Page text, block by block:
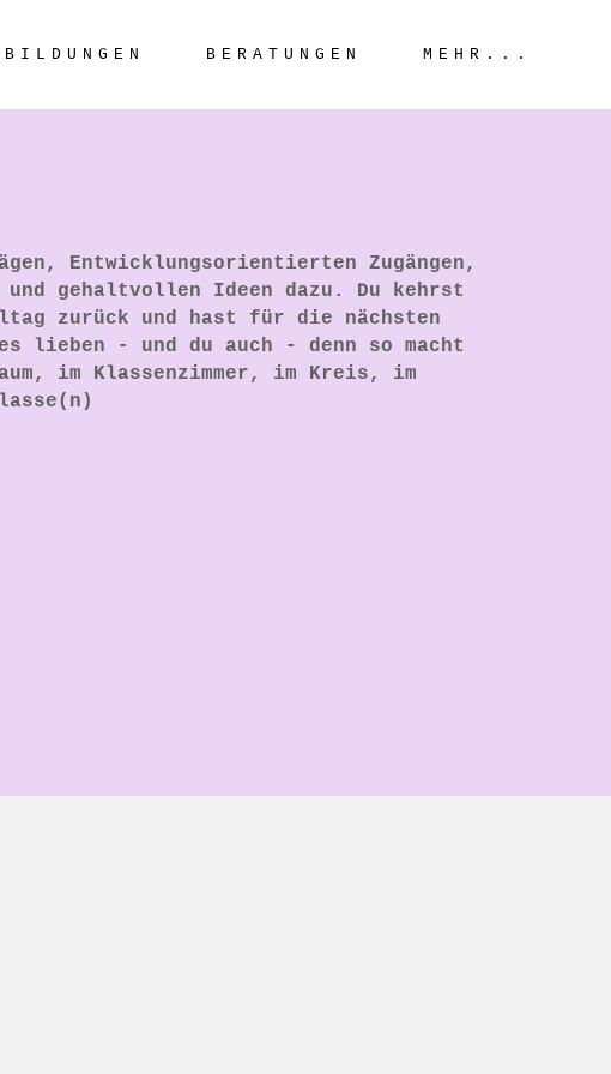
BERATUNGEN MEHR...
Entwicklungsorientierten Zugängen,
gehaltvollen Ideen dazu. Du kehrst
zurück und hast für die nächsten
lieben - und du auch - denn so macht
im Klassenzimmer, im Kreis, im